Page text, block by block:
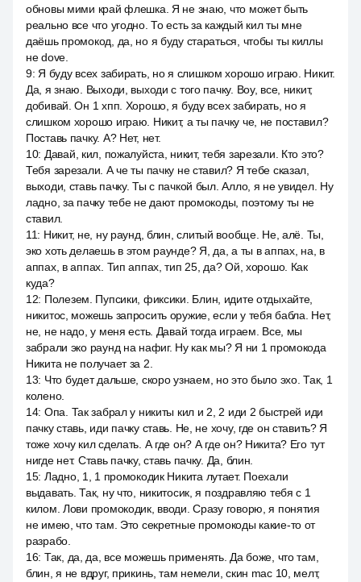
обновы мими край флешка. Я не знаю, что может быть
реально все что угодно. То есть за каждый кил ты мне
даёшь промокод, да, но я буду стараться, чтобы ты киллы
не dove.
9: Я буду всех забирать, но я слишком хорошо играю. Никит.
Да, я знаю. Выходи, выходи с того пачку. Воу, все, никит,
добивай. Он 1 хпп. Хорошо, я буду всех забирать, но я
слишком хорошо играю. Никит, а ты пачку че, не поставил?
Поставь пачку. А? Нет, нет.
10: Давай, кил, пожалуйста, никит, тебя зарезали. Кто это?
Тебя зарезали. А че ты пачку не ставил? Я тебе сказал,
выходи, ставь пачку. Ты с пачкой был. Алло, я не увидел. Ну
ладно, за пачку тебе не дают промокоды, поэтому ты не
ставил.
11: Никит, не, ну раунд, блин, слитый вообще. Не, алё. Ты,
эко хоть делаешь в этом раунде? Я, да, а ты в аппах, на, в
аппах, в аппах. Тип аппах, тип 25, да? Ой, хорошо. Как
куда?
12: Полезем. Пупсики, фиксики. Блин, идите отдыхайте,
никитос, можешь запросить оружие, если у тебя бабла. Нет,
не, не надо, у меня есть. Давай тогда играем. Все, мы
забрали эко раунд на нафиг. Ну как мы? Я ни 1 промокода
Никита не получает за 2.
13: Что будет дальше, скоро узнаем, но это было эхо. Так, 1
колено.
14: Опа. Так забрал у никиты кил и 2, 2 иди 2 быстрей иди
пачку ставь, иди пачку ставь. Не, не хочу, где он ставить? Я
тоже хочу кил сделать. А где он? А где он? Никита? Его тут
нигде нет. Ставь пачку, ставь пачку. Да, блин.
15: Ладно, 1, 1 промокодик Никита лутает. Поехали
выдавать. Так, ну что, никитосик, я поздравляю тебя с 1
килом. Лови промокодик, вводи. Сразу говорю, я понятия
не имею, что там. Это секретные промокоды какие-то от
разрабо.
16: Так, да, да, все можешь применять. Да боже, что там,
блин, я не вдруг, прикинь, там немели, скин mac 10, мелт,